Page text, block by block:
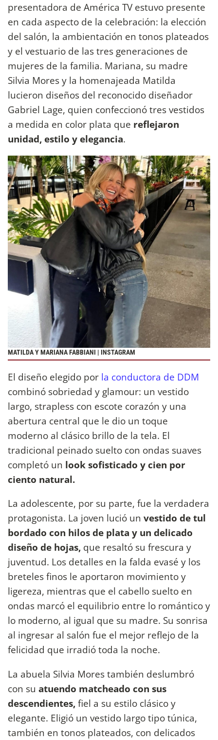
presentadora de América TV estuvo presente
en cada aspecto de la celebración: la elección
del salón, la ambientación en tonos plateados
y el vestuario de las tres generaciones de
mujeres de la familia. Mariana, su madre
Silvia Mores y la homenajeada Matilda
lucieron diseños del reconocido diseñador
Gabriel Lage, quien confeccionó tres vestidos
a medida en color plata que reflejaron
unidad, estilo y elegancia.
MATILDA Y MARIANA FABBIANI | INSTAGRAM
El diseño elegido por la conductora de DDM
combinó sobriedad y glamour: un vestido
largo, strapless con escote corazón y una
abertura central que le dio un toque
moderno al clásico brillo de la tela. El
tradicional peinado suelto con ondas suaves
completó un look sofisticado y cien por
ciento natural.
La adolescente, por su parte, fue la verdadera
protagonista. La joven lució un vestido de tul
bordado con hilos de plata y un delicado
diseño de hojas, que resaltó su frescura y
juventud. Los detalles en la falda evasé y los
breteles finos le aportaron movimiento y
ligereza, mientras que el cabello suelto en
ondas marcó el equilibrio entre lo romántico y
lo moderno, al igual que su madre. Su sonrisa
al ingresar al salón fue el mejor reflejo de la
felicidad que irradió toda la noche.
La abuela Silvia Mores también deslumbró
con su atuendo matcheado con sus
descendientes,fiel a su estilo clásico y
elegante. Eligió un vestido largo tipo túnica,
también en tonos plateados, con delicados